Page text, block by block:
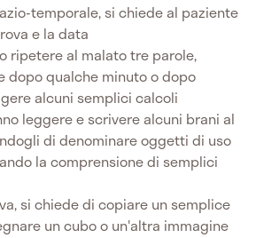
temporale, si chiede al paziente
e la data
ripetere al malato tre parole,
dopo qualche minuto o dopo
alcuni semplici calcoli
leggere e scrivere alcuni brani al
di denominare oggetti di uso
la comprensione di semplici
si chiede di copiare un semplice
un cubo o un'altra immagine